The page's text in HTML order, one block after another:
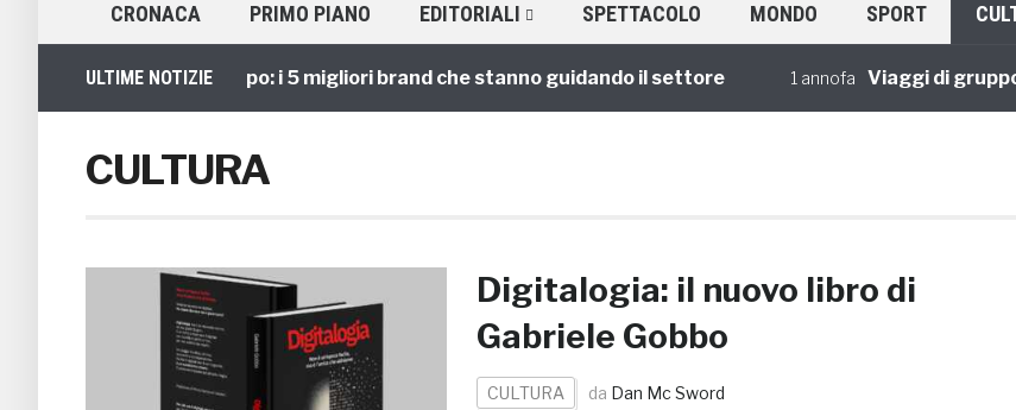
CRONACA PRIMO PIANO EDITORIALI SPETTACOLO MONDO SPORT
ULTIME NOTIZIE
Viaggi di Gruppo: i 5 migliori brand che stanno guidando il settore 1 annofa Viaggi di gruppo:
CULTURA
Digitalogia: il nuovo libro di
Gabriele Gobbo
CULTURA da Dan Mc Sword